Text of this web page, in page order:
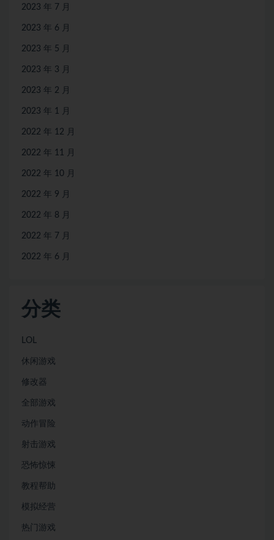
2023 年 7 月
2023 年 6 月
2023 年 5 月
2023 年 3 月
2023 年 2 月
2023 年 1 月
2022 年 12 月
2022 年 11 月
2022 年 10 月
2022 年 9 月
2022 年 8 月
2022 年 7 月
2022 年 6 月
分类
LOL
休闲游戏
修改器
全部游戏
动作冒险
射击游戏
恐怖惊悚
教程帮助
模拟经营
热门游戏